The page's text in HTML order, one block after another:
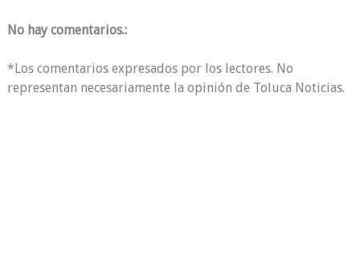
No hay comentarios.:
*Los comentarios expresados por los lectores. No
representan necesariamente la opinión de Toluca Noticias.